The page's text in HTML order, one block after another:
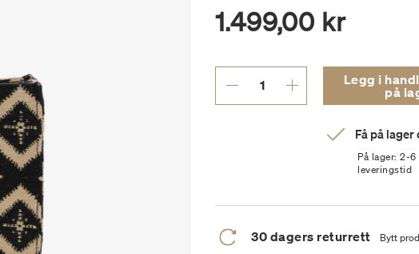
1.499,00 kr
Legg i
på
Få på lager
På lager: 2-
leveringstid
30 dagers returrett Bytt